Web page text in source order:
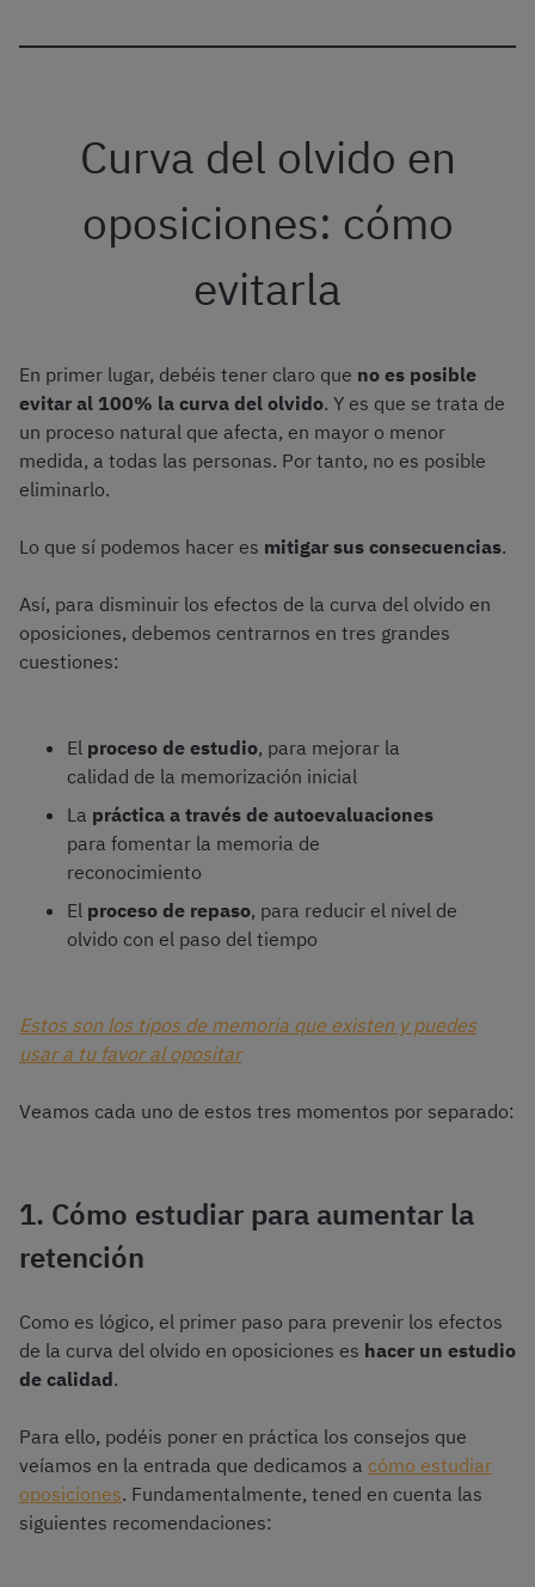
Curva del olvido en
oposiciones: cómo
evitarla
En primer lugar, debéis tener claro que no es posible
evitar al 100% la curva del olvido. Y es que se trata de
un proceso natural que afecta, en mayor o menor
medida, a todas las personas. Por tanto, no es posible
eliminarlo.
Lo que sí podemos hacer es mitigar sus consecuencias.
Así, para disminuir los efectos de la curva del olvido en
oposiciones, debemos centrarnos en tres grandes
cuestiones:
El proceso de estudio, para mejorar la
calidad de la memorización inicial
La práctica a través de autoevaluaciones
para fomentar la memoria de
reconocimiento
El proceso de repaso, para reducir el nivel de
olvido con el paso del tiempo
Estos son los tipos de memoria que existen y puedes
usar a tu favor al opositar
Veamos cada uno de estos tres momentos por separado:
1. Cómo estudiar para aumentar la
retención
Como es lógico, el primer paso para prevenir los efectos
de la curva del olvido en oposiciones es hacer un estudio
de calidad.
Para ello, podéis poner en práctica los consejos que
veíamos en la entrada que dedicamos a cómo estudiar
oposiciones. Fundamentalmente, tened en cuenta las
siguientes recomendaciones: